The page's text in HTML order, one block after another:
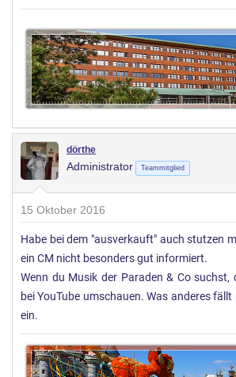
dörthe
Administrator Teammitglied
15 Oktober 2016
Habe bei dem "ausverkauft" auch stutzen
ein CM nicht besonders gut informiert.
Wenn du Musik der Paraden & Co
bei YouTube umschauen. Was anderes
ein.